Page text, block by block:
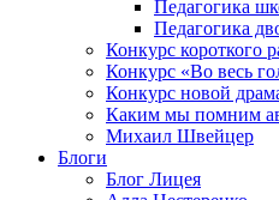
Педагогика
Педагогика
Конкурс короткого
Конкурс «Во весь
Конкурс новой
Каким мы помним
Михаил Швейцер
Блоги
Блог Лицея